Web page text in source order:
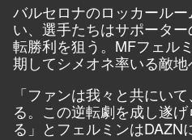
バルセロナのロッカール
い、選手たちはサポータ
転勝利を狙う。MFフェル
期してシメオネ率いる敵地
「ファンは我々と共にい
る。この逆転劇を成し遂
る」とフェルミンはDAZN